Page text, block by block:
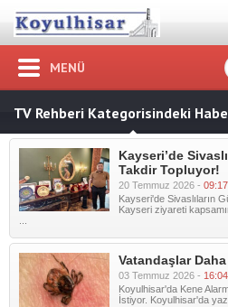
MENÜ
TV Rehberi Kategorisindeki
Kayseri’de
Takdir Topluyor!
20 Temmuz 2026 - 09:17
Kayseri'de Sivaslıların
Kayseri ziyareti
Vatandaşlar
03 Temmuz 2026 - 16:04
Koyulhisar'da Kene
İstiyor. Koyulhisar'da